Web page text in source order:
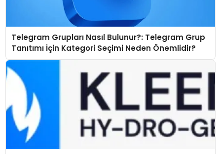
Telegram Grupları Nasıl Bulunur?: Telegram Grup
Tanıtımı İçin Kategori Seçimi Neden Önemlidir?